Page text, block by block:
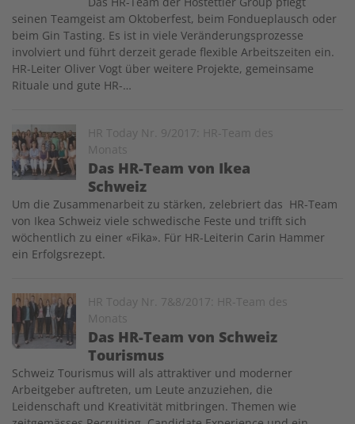
seinen Teamgeist am Oktoberfest, beim Fondueplausch oder
beim Gin Tasting. Es ist in viele Veränderungsprozesse
involviert und führt derzeit gerade flexible Arbeitszeiten ein.
HR-Leiter Oliver Vogt über weitere Projekte, gemeinsame
Rituale und gute HR-…
HR Today Nr. 9/2017: HR-Team des
Monats
Das HR-Team von Ikea
Schweiz
Image
Um die Zusammenarbeit zu stärken, zelebriert das HR-Team
von Ikea Schweiz viele schwedische Feste und trifft sich
wöchentlich zu einer «Fika». Für HR-Leiterin Carin Hammer
ein Erfolgsrezept.
HR Today Nr. 7&8/2017: HR-Team des
Monats
Das HR-Team von Schweiz
Tourismus
Image
Schweiz Tourismus will als attraktiver und moderner
Arbeitgeber auftreten, um Leute anzuziehen, die
Leidenschaft und Kreativität mitbringen. Themen wie